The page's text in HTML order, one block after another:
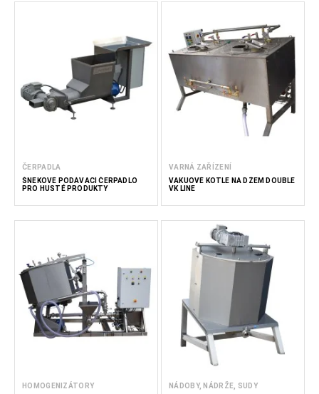
ČERPADLA
ŠNEKOVÉ PODÁVACÍ ČERPADLO
PRO HUSTÉ PRODUKTY
VARNÁ ZAŘÍZENÍ
VAKUOVÉ KOTLE NA DŽEM DOUBLE
VK LINE
HOMOGENIZÁTORY
NÁDOBY, NÁDRŽE, SUDY